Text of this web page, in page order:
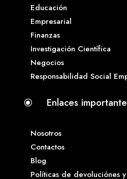
Educación
Empresarial
Finanzas
Investigación Científica
Negocios
Responsabilidad Social
\ Enlaces
Nosotros
Contactos
Blog
Políticas de devoluciónes